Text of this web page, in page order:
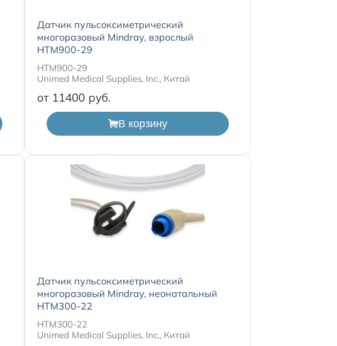
Датчик пульсоксиметрический
многоразовый Mindray, взрослый
HTM900-29
HTM900-29
Unimed Medical Supplies, Inc., Китай
от 11400
В корзину
Датчик пульсоксиметрический
многоразовый Mindray, неонатальный
HTM300-22
HTM300-22
Unimed Medical Supplies, Inc., Китай